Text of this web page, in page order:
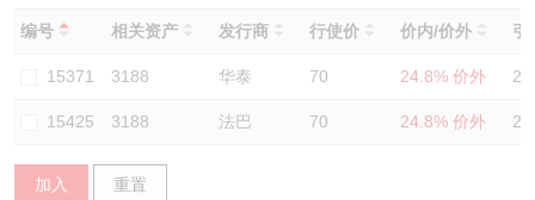
编号 相关资产 发行商 行使价 价内/价外 引
15371 3188 华泰 70 24.8% 价外
15425 3188 法巴 70 24.8% 价外
加入 重置
认股证速算机
认股证/牛熊证日志
已收回牛熊证剩余价值
牛熊证到期结算价查找
三十大平均引伸波幅
相关资产沽空
中资ETFs溢价比较
认股证牛熊证常问问题